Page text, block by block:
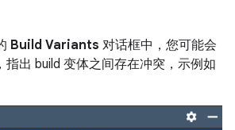
Build Variants 对话框中，您可能会
指出 build 变体之间存在冲突，示例如